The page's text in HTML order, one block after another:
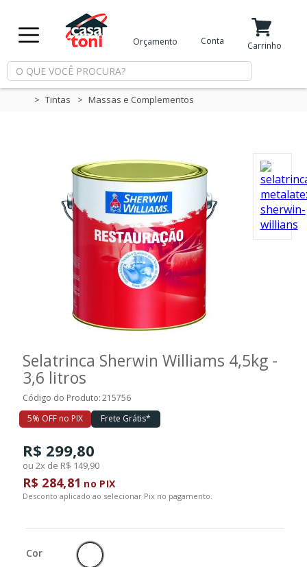
Minha Conta
Meus Favoritos
Departamentos
Marcas
SUPER
Orçamento Conta Carrinho
Tintas Massas e Complementos
Selatrinca Sherwin Williams 4,5kg -
3,6 litros
Código do Produto: 215756
5% OFF no PIX
Frete Grátis*
R$ 299,80
ou 2x de R$ 149,90
R$ 284,81 no PIX
Desconto aplicado ao selecionar Pix no pagamento.
Cor